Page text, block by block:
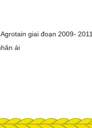
giai đoạn 2009- 2011
ái